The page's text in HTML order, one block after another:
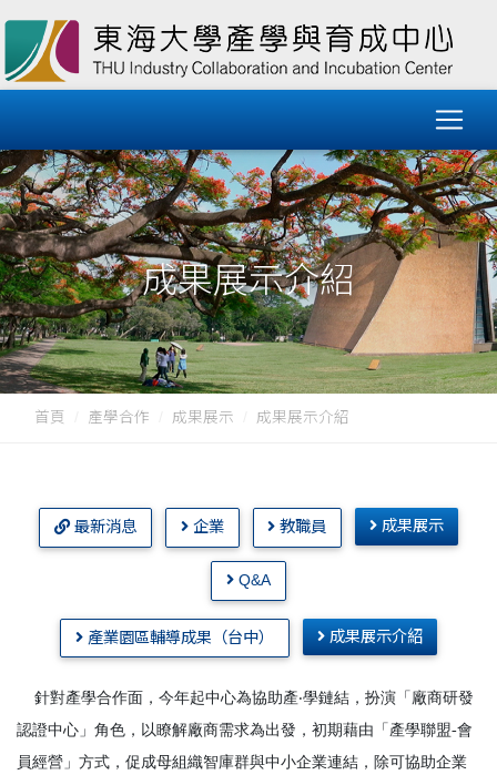
成果展示介紹
首頁 產學合作 成果展示 成果展示介紹
最新消息 企業 教職員 成果展示
Q&A
產業園區輔導成果（台中） 成果展示介紹
針對產學合作面，今年起中心為協助產‧學鏈結，扮演「廠商研發
認證中心」角色，以瞭解廠商需求為出發，初期藉由「產學聯盟-會
員經營」方式，促成母組織智庫群與中小企業連結，除可協助企業